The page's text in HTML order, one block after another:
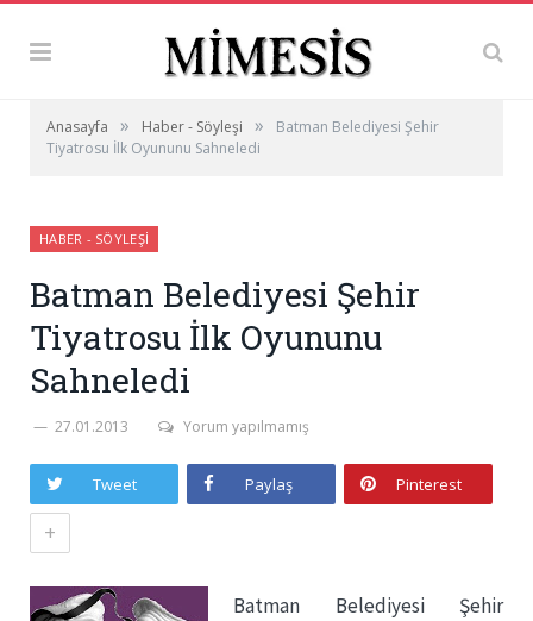
Anasayfa » Haber - Söyleşi »
Batman Belediyesi Şehir
Tiyatrosu İlk Oyununu Sahneledi
HABER - SÖYLEŞI
Batman Belediyesi Şehir
Tiyatrosu İlk Oyununu
Sahneledi
27.01.2013 Yorum yapılmamış
Tweet Paylaş Pinterest
+
Batman Belediyesi Şehir